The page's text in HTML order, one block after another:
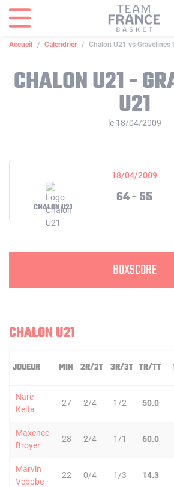
Accueil Calendrier Chalon U21 vs
CHALON U21 -
U21
le 18/04/2009
18/04/2009
CHALON U21
64 - 55
BOXSCORE
CHALON U21
JOUEUR MIN 2R/2T 3R/3T TR/TT
Nare
Keita
27 2/4 1/2 50.0
Maxence
Broyer
28 2/4 1/1 60.0
Marvin
Vebobe
22 0/4 1/3 14.3
Panneau de gestion des cookies